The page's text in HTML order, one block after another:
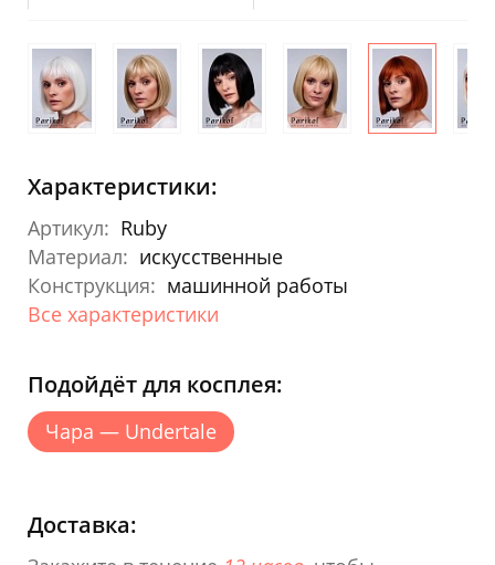
Характеристики:
Артикул: Ruby
Материал: искусственные
Конструкция: машинной работы
Все характеристики
Подойдёт для косплея:
Чара — Undertale
Доставка: